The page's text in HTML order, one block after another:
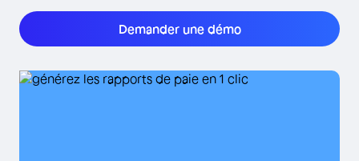
Demander une démo